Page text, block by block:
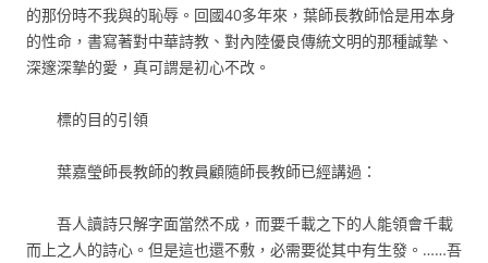
的那份時不我與的恥辱。回國40多年來，葉師長教師恰是用本身
的性命，書寫著對中華詩教、對內陸優良傳統文明的那種誠摯、
深邃深摯的愛，真可謂是初心不改。
標的目的引領
葉嘉瑩師長教師的教員顧隨師長教師已經講過：
吾人讀詩只解字面當然不成，而要千載之下的人能領會千載
而上之人的詩心。但是這也還不敷，必需要從其中有生發。……吾